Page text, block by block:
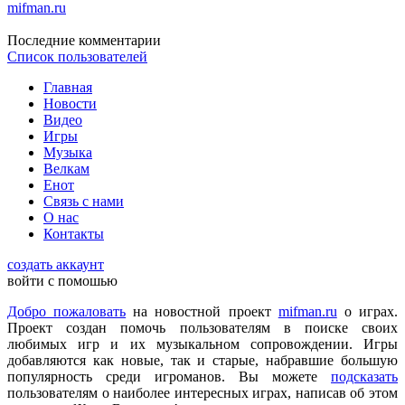
DmitrieGaming:Можете добавить на сайте Hogwarts Legacy и
Checkmate:
Что ты имеешь ввиду? На этом сайте игровые новости для
всех категорий людей, которые в той или иной форме
интересуются играми и геймерской индустрией в целом.
ometu:новости для женщин
Mifman :
Цитата: lexafrog
Обновите, пожалуйста, игру Garry's Mod
Игра обновлена
lexafrog:Обновите, пожалуйста, игру Garry's Mod. Много
mifman.ru
Последние комментарии
Список пользователей
Главная
Новости
Видео
Игры
Музыка
Велкам
Енот
Связь с нами
О нас
Контакты
создать аккаунт
войти с помошью
Добро пожаловать на новостной проект mifman.ru о играх.
Проект создан помочь пользователям в поиске своих
любимых игр и их музыкальном сопровождении. Игры
добавляются как новые, так и старые, набравшие большую
популярность среди игроманов. Вы можете подсказать
пользователям о наиболее интересных играх, написав об этом